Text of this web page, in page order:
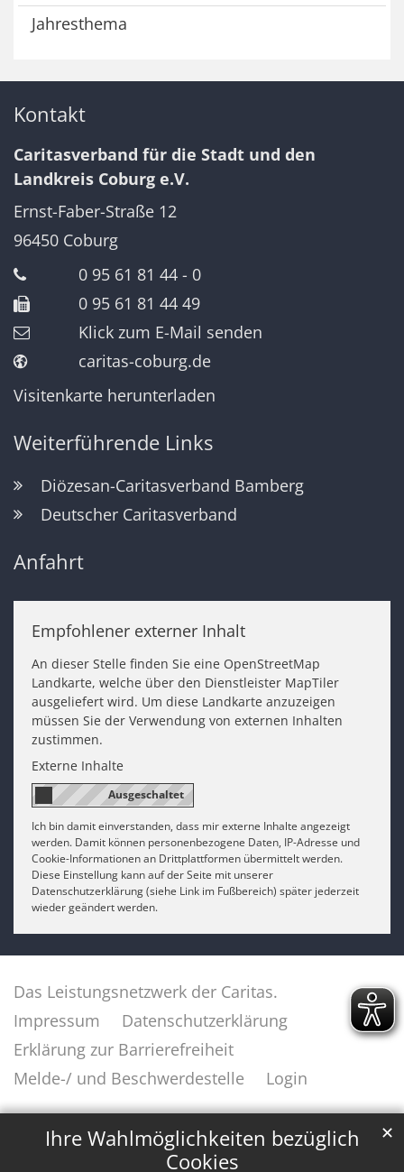
Ihre Wahlmöglichkeiten bezüglich
Cookies
✕
Jahresthema
Kontakt
Caritasverband für die Stadt und den
Landkreis Coburg e.V.
Ernst-Faber-Straße 12
96450 Coburg
0 95 61 81 44 - 0
0 95 61 81 44 49
Klick zum E-Mail senden
caritas-coburg.de
Visitenkarte herunterladen
Weiterführende Links
Diözesan-Caritasverband Bamberg
Deutscher Caritasverband
Anfahrt
Empfohlener externer Inhalt
An dieser Stelle finden Sie eine OpenStreetMap
Landkarte, welche über den Dienstleister MapTiler
ausgeliefert wird. Um diese Landkarte anzuzeigen
müssen Sie der Verwendung von externen Inhalten
zustimmen.
Externe Inhalte
Ich bin damit einverstanden, dass mir externe Inhalte angezeigt
werden. Damit können personenbezogene Daten, IP-Adresse und
Cookie-Informationen an Drittplattformen übermittelt werden.
Diese Einstellung kann auf der Seite mit unserer
Datenschutzerklärung (siehe Link im Fußbereich) später jederzeit
wieder geändert werden.
Das Leistungsnetzwerk der Caritas.
Impressum
Datenschutzerklärung
Erklärung zur Barrierefreiheit
Melde-/ und Beschwerdestelle
Login